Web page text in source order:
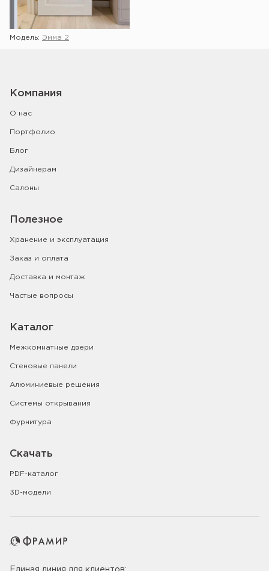
Модель: Эмма 2
Компания
О нас
Портфолио
Блог
Дизайнерам
Салоны
Полезное
Хранение и эксплуатация
Заказ и оплата
Доставка и монтаж
Частые вопросы
Каталог
Межкомнатные двери
Стеновые панели
Алюминиевые решения
Системы открывания
Фурнитура
Скачать
PDF-каталог
3D-модели
Единая линия для клиентов: